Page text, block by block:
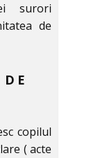
surori
de
copilul
( acte